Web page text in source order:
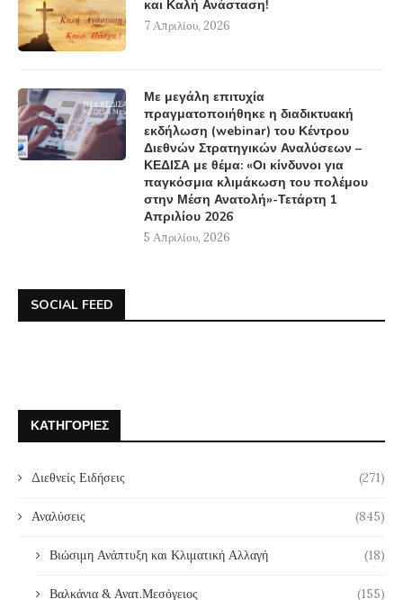
και Καλή Ανάσταση!
7 Απριλίου, 2026
Με μεγάλη επιτυχία
πραγματοποιήθηκε η διαδικτυακή
εκδήλωση (webinar) του Κέντρου
Διεθνών Στρατηγικών Αναλύσεων –
ΚΕΔΙΣΑ με θέμα: «Οι κίνδυνοι για
παγκόσμια κλιμάκωση του πολέμου
στην Μέση Ανατολή»-Τετάρτη 1
Απριλίου 2026
5 Απριλίου, 2026
SOCIAL FEED
ΚΑΤΗΓΟΡΊΕΣ
Διεθνείς Ειδήσεις (271)
Αναλύσεις (845)
Βιώσιμη Ανάπτυξη και Κλιματική Αλλαγή (18)
Βαλκάνια & Ανατ.Μεσόγειος (155)